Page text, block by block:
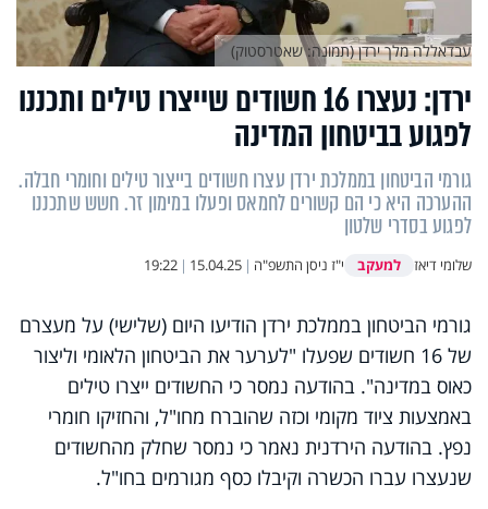
ירדן: נעצרו 16 חשודים שייצרו טילים ותכננו
לפגוע בביטחון המדינה
גורמי הביטחון בממלכת ירדן עצרו חשודים בייצור טילים וחומרי חבלה.
ההערכה היא כי הם קשורים לחמאס ופעלו במימון זר. חשש שתכננו
לפגוע בסדרי שלטון
שלומי דיאז למעקב י"ז ניסן התשפ"ה |
15.04.25
|
19:22
עבדאללה מלך ירדן (תמונה: שאטרסטוק)
גורמי הביטחון בממלכת ירדן הודיעו היום (שלישי) על מעצרם
של 16 חשודים שפעלו "לערער את הביטחון הלאומי וליצור
כאוס במדינה". בהודעה נמסר כי החשודים ייצרו טילים
באמצעות ציוד מקומי וכזה שהוברח מחו"ל, והחזיקו חומרי
נפץ. בהודעה הירדנית נאמר כי נמסר שחלק מהחשודים
שנעצרו עברו הכשרה וקיבלו כסף מגורמים בחו"ל.